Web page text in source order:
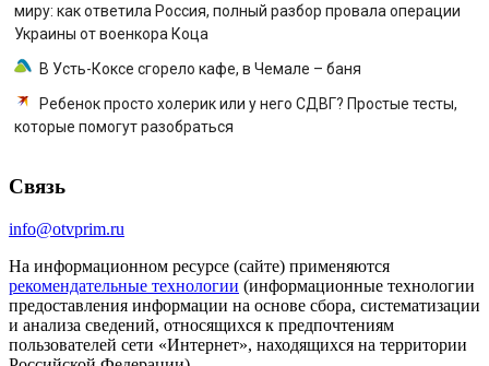
миру: как ответила Россия, полный разбор провала операции
Украины от военкора Коца
В Усть-Коксе сгорело кафе, в Чемале – баня
Ребенок просто холерик или у него СДВГ? Простые тесты,
которые помогут разобраться
Связь
info@otvprim.ru
На информационном ресурсе (сайте) применяются
рекомендательные технологии (информационные технологии
предоставления информации на основе сбора, систематизации
и анализа сведений, относящихся к предпочтениям
пользователей сети «Интернет», находящихся на территории